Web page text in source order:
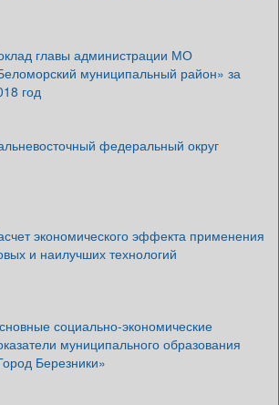
главы администрации МО
муниципальный район» за
год
федеральный округ
экономического эффекта применения
и наилучших технологий
социально-экономические
муниципального образования
Березники»